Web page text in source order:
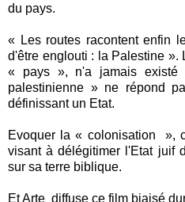
du pays.
« Les routes racontent enfin
d'être englouti : la Palestine ».
« pays », n'a jamais existé
palestinienne » ne répond
définissant un Etat.
Evoquer la « colonisation »,
visant à délégitimer l'Etat juif
sur sa terre biblique.
Et Arte diffuse ce film biaisé